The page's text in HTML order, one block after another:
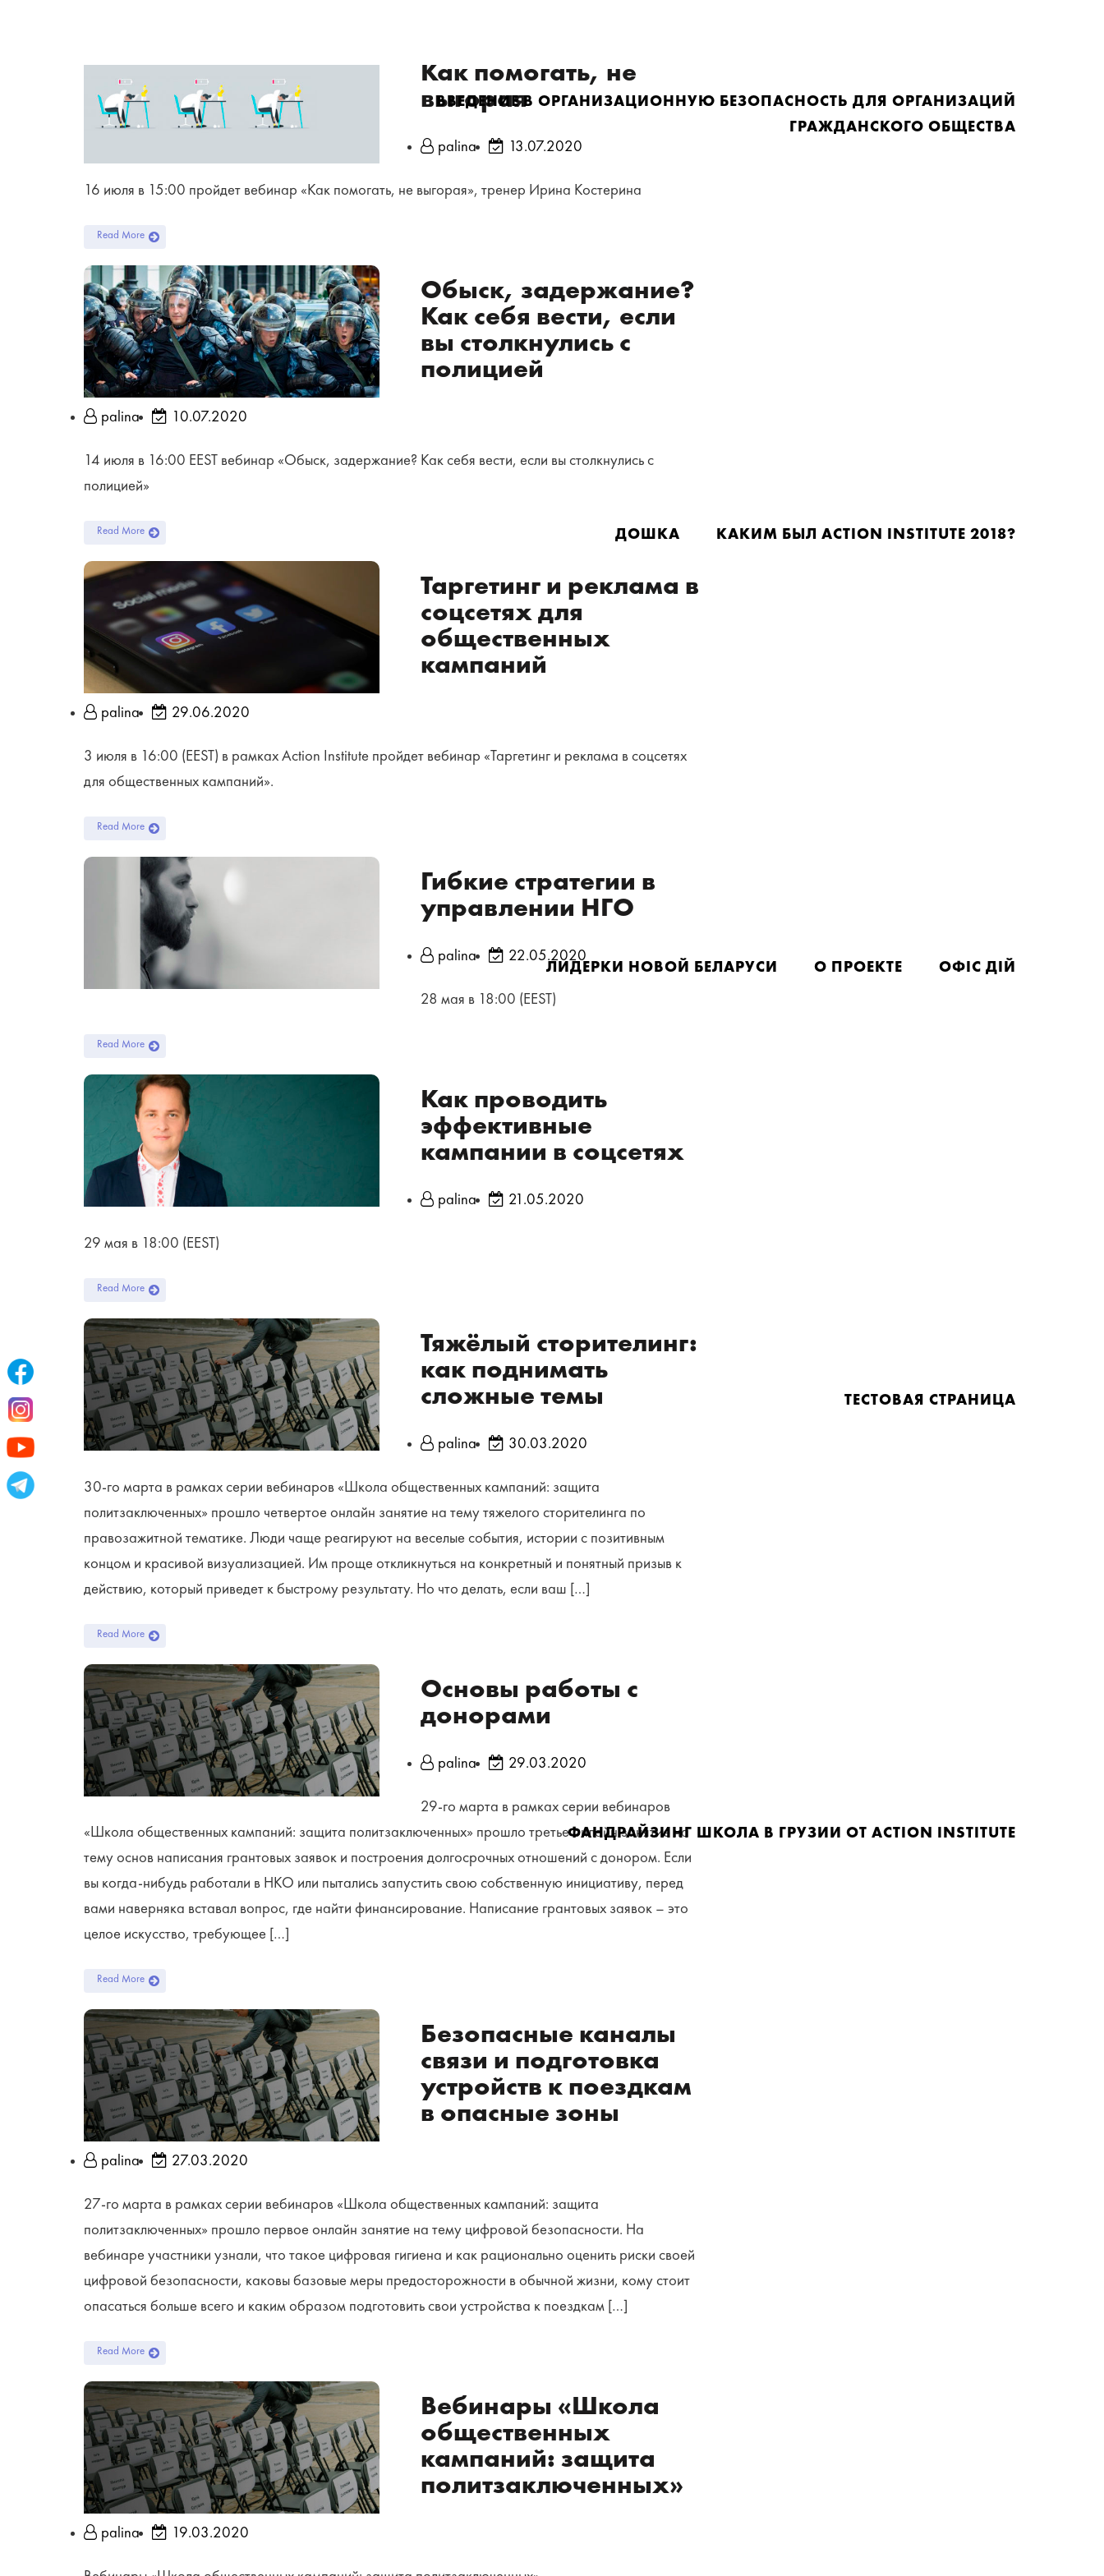
ВВЕДЕНИЕ В ОРГАНИЗАЦИОННУЮ БЕЗОПАСНОСТЬ ДЛЯ ОРГАНИЗАЦИЙ
ГРАЖДАНСКОГО ОБЩЕСТВА
ДОШКА КАКИМ БЫЛ ACTION INSTITUTE 2018?
ЛИДЕРКИ НОВОЙ БЕЛАРУСИ О ПРОЕКТЕ ОФІС ДІЙ
ТЕСТОВАЯ СТРАНИЦА
ФАНДРАЙЗИНГ ШКОЛА В ГРУЗИИ ОТ ACTION INSTITUTE
Как помогать, не
выгорая
palina 13.07.2020
16 июля в 15:00 пройдет вебинар «Как помогать, не выгорая», тренер Ирина Костерина
Read More
Обыск, задержание?
Как себя вести, если
вы столкнулись с
полицией
palina 10.07.2020
14 июля в 16:00 EEST вебинар «Обыск, задержание? Как себя вести, если вы столкнулись с
полицией»
Read More
Таргетинг и реклама в
соцсетях для
общественных
кампаний
palina 29.06.2020
3 июля в 16:00 (EEST) в рамках Action Institute пройдет вебинар «Таргетинг и реклама в соцсетях
для общественных кампаний».
Read More
Гибкие стратегии в
управлении НГО
palina 22.05.2020
28 мая в 18:00 (EEST)
Read More
Как проводить
эффективные
кампании в соцсетях
palina 21.05.2020
29 мая в 18:00 (EEST)
Read More
Тяжёлый сторителинг:
как поднимать
сложные темы
palina 30.03.2020
30-го марта в рамках серии вебинаров «Школа общественных кампаний: защита
политзаключенных» прошло четвертое онлайн занятие на тему тяжелого сторителинга по
правозажитной тематике. Люди чаще реагируют на веселые события, истории с позитивным
концом и красивой визуализацией. Им проще откликнуться на конкретный и понятный призыв к
действию, который приведет к быстрому результату. Но что делать, если ваш […]
Read More
Основы работы с
донорами
palina 29.03.2020
29-го марта в рамках серии вебинаров
«Школа общественных кампаний: защита политзаключенных» прошло третье онлайн занятие на
тему основ написания грантовых заявок и построения долгосрочных отношений с донором. Если
вы когда-нибудь работали в НКО или пытались запустить свою собственную инициативу, перед
вами наверняка вставал вопрос, где найти финансирование. Написание грантовых заявок – это
целое искусство, требующее […]
Read More
Безопасные каналы
связи и подготовка
устройств к поездкам
в опасные зоны
palina 27.03.2020
27-го марта в рамках серии вебинаров «Школа общественных кампаний: защита
политзаключенных» прошло первое онлайн занятие на тему цифровой безопасности. На
вебинаре участники узнали, что такое цифровая гигиена и как рационально оценить риски своей
цифровой безопасности, каковы базовые меры предосторожности в обычной жизни, кому стоит
опасаться больше всего и каким образом подготовить свои устройства к поездкам […]
Read More
Вебинары «Школа
общественных
кампаний: защита
политзаключенных»
palina 19.03.2020